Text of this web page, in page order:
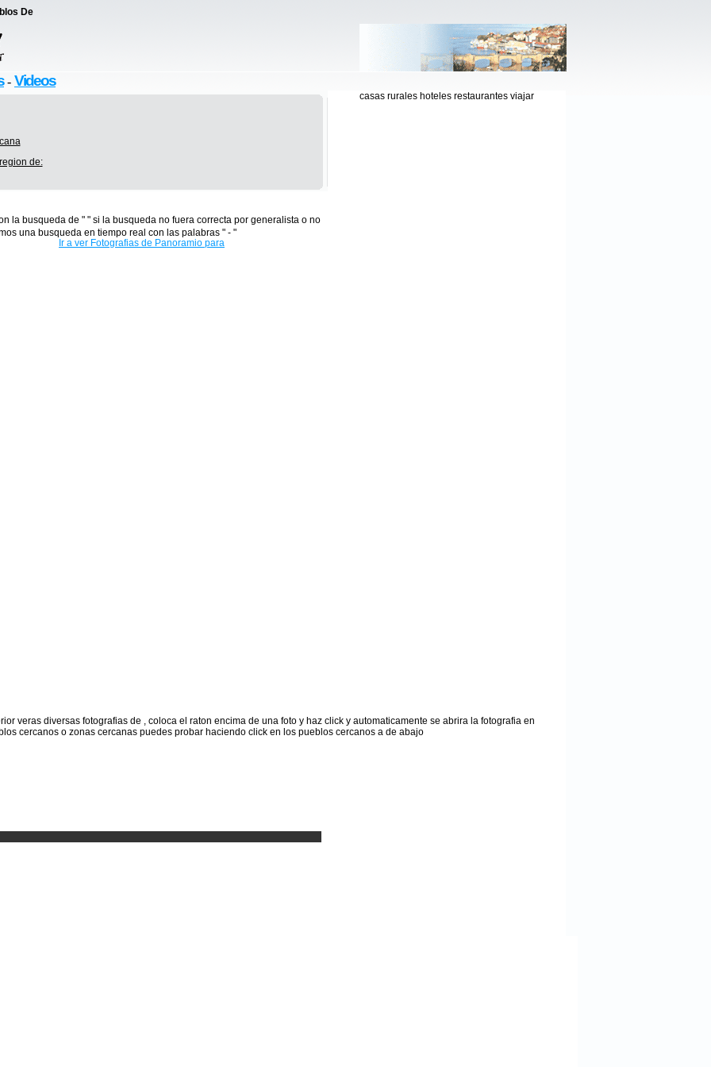
De
- Videos
de:
la busqueda de " " si la busqueda no fuera correcta por generalista o no
una busqueda en tiempo real con las palabras " - "
Ir a ver Fotografias de Panoramio para
casas rurales hoteles restaurantes viajar
veras diversas fotografias de , coloca el raton encima de una foto y haz click y automaticamente se abrira la fotografia en
cercanos o zonas cercanas puedes probar haciendo click en los pueblos cercanos a de abajo